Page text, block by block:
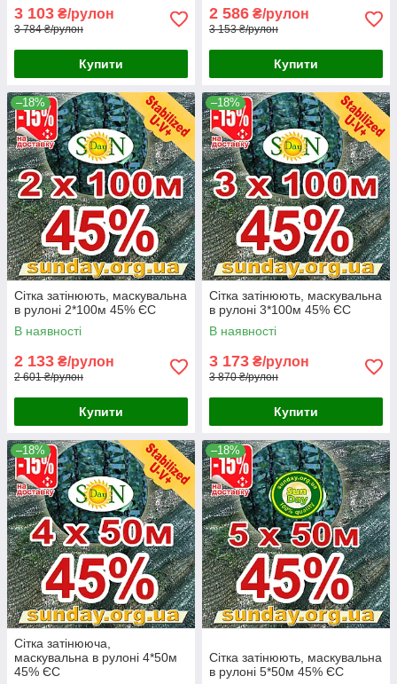
3 103 ₴/рулон
3 784 ₴/рулон
Купити
2 586 ₴/рулон
3 153 ₴/рулон
Купити
–18%
Сітка затінюють, маскувальна
в рулоні 2*100м 45% ЄС
В наявності
2 133 ₴/рулон
2 601 ₴/рулон
Купити
–18%
Сітка затінюють, маскувальна
в рулоні 3*100м 45% ЄС
В наявності
3 173 ₴/рулон
3 870 ₴/рулон
Купити
–18%
Сітка затінююча,
маскувальна в рулоні 4*50м
45% ЄС
–18%
Сітка затінюють, маскувальна
в рулоні 5*50м 45% ЄС